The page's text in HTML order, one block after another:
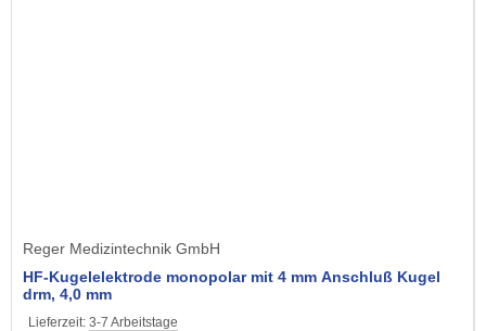
Reger Medizintechnik GmbH
HF-Kugelelektrode monopolar mit 4 mm Anschluß Kugel
drm, 4,0 mm
Lieferzeit: 3-7 Arbeitstage